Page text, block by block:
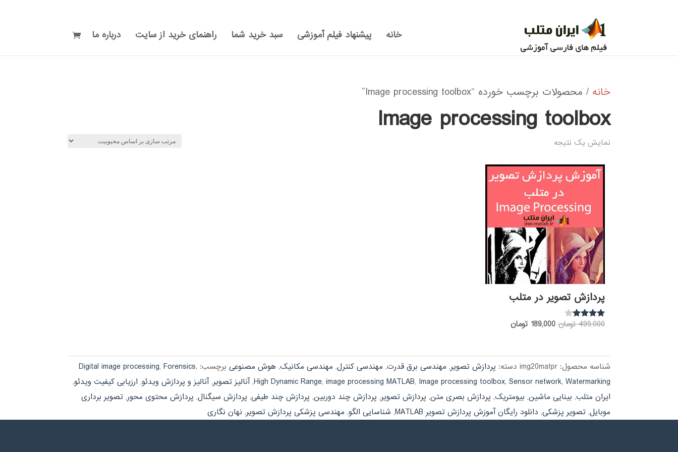
خانه پیشنهاد فیلم آموزشی سبد خرید شما راهنمای خرید از سایت درباره ما
خانه / محصولات برچسب خورده “Image processing toolbox”
Image processing toolbox
نمایش یک نتیجه
پردازش تصویر در متلب
نمره
499,000 تومان قیمت
بود.
189,000 تومان
شناسه محصول:img20matpr دسته: پردازش تصویر, مهندسی برق قدرت, مهندسی کنترل, مهندسی مکانیک, هوش مصنوعی برچسب: Digital image processing, Forensics,
High Dynamic Range, image processing MATLAB, Image processing toolbox, Sensor network, Watermarking
,آنالیز تصویر,آنالیز و پردازش ویدئو, ارزیابی کیفیت ویدئو,
ایران متلب, بینایی ماشین, بیومتریک, پردازش بصری متن, پردازش تصویر, پردازش چند دوربین, پردازش چند طیفی, پردازش سیگنال, پردازش محتوی محور,تصویر برداری
موبایل,تصویر پزشکی, دانلود رایگان آموزش پردازش تصویر MATLAB , شناسایی الگو, مهندسی پزشکی پردازش تصویر, نهان نگاری